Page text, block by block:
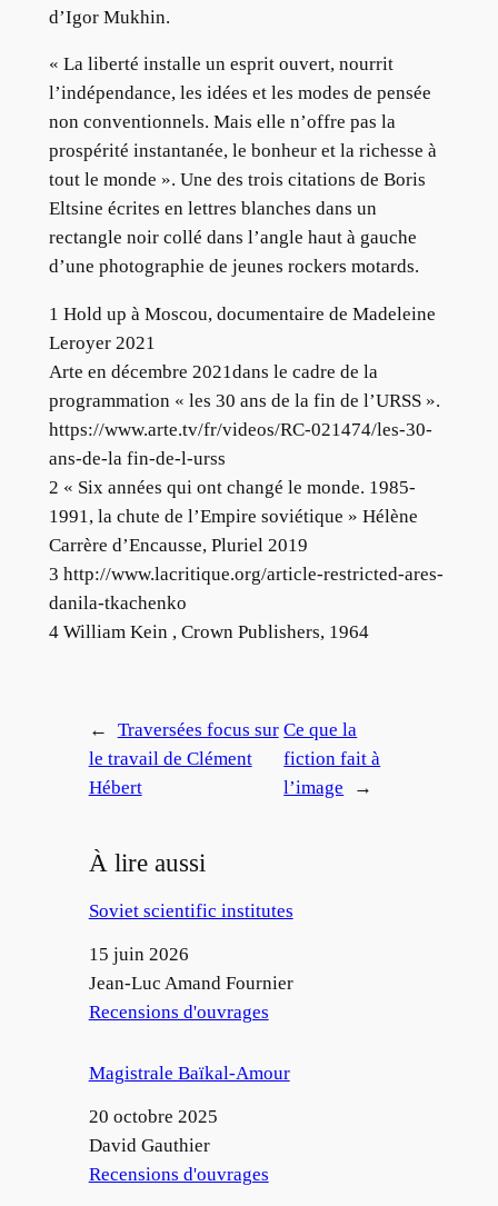
d’Igor Mukhin.
« La liberté installe un esprit ouvert, nourrit
l’indépendance, les idées et les modes de pensée
non conventionnels. Mais elle n’offre pas la
prospérité instantanée, le bonheur et la richesse à
tout le monde ». Une des trois citations de Boris
Eltsine écrites en lettres blanches dans un
rectangle noir collé dans l’angle haut à gauche
d’une photographie de jeunes rockers motards.
1 Hold up à Moscou, documentaire de Madeleine
Leroyer 2021
Arte en décembre 2021dans le cadre de la
programmation « les 30 ans de la fin de l’URSS ».
https://www.arte.tv/fr/videos/RC-021474/les-30-
ans-de-la fin-de-l-urss
2 « Six années qui ont changé le monde. 1985-
1991, la chute de l’Empire soviétique » Hélène
Carrère d’Encausse, Pluriel 2019
3 http://www.lacritique.org/article-restricted-ares-
danila-tkachenko
4 William Kein , Crown Publishers, 1964
←
Traversées focus sur
le travail de Clément
Hébert
Ce que la
fiction fait à
l’image
→
À lire aussi
Soviet scientific institutes
Date
15 juin 2026
Auteur
Jean-Luc Amand Fournier
Par rapport à
Recensions d'ouvrages
Magistrale Baïkal-Amour
Date
20 octobre 2025
Auteur
David Gauthier
Par rapport à
Recensions d'ouvrages